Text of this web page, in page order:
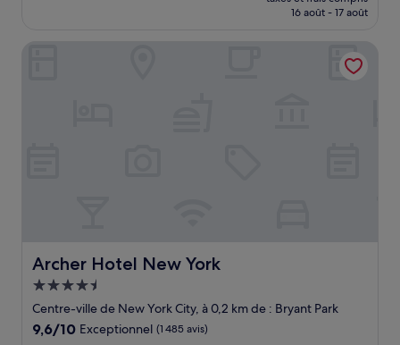
prix
de
192 €
16 août - 17 août
Archer Hotel New York
Archer Hotel New York
Hébergement
4.5 étoiles
Centre-ville de New York City, à 0,2 km de : Bryant Park
9.6
9,6/10 Exceptionnel (1 485 avis)